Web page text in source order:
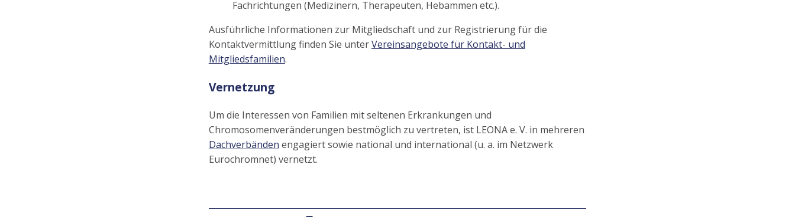
Fachrichtungen (Medizinern, Therapeuten, Hebammen etc.).
Ausführliche Informationen zur Mitgliedschaft und zur Registrierung für die
Kontaktvermittlung finden Sie unterVereinsangebote für Kontakt- und
Mitgliedsfamilien.
Vernetzung
Um die Interessen von Familien mit seltenen Erkrankungen und
Chromosomenveränderungen bestmöglich zu vertreten, ist LEONA e. V. in mehreren
Dachverbänden engagiert sowie national und international (u. a. im Netzwerk
Eurochromnet) vernetzt.